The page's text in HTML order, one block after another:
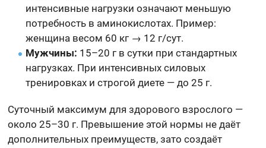
интенсивные нагрузки означают меньшую
потребность в аминокислотах. Пример:
женщина весом 60 кг → 12 г/сут.
Мужчины: 15–20 г в сутки при стандартных
нагрузках. При интенсивных силовых
тренировках и строгой диете — до 25 г.
Суточный максимум для здорового взрослого —
около 25–30 г. Превышение этой нормы не даёт
дополнительных преимуществ, зато создаёт